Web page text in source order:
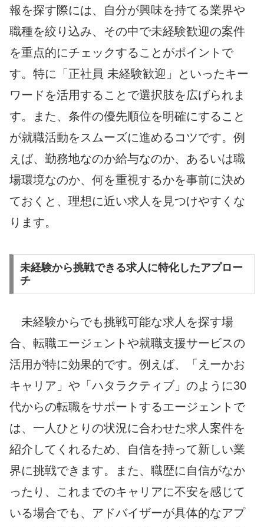
報を探す際には、自分が興味を持てる業界や
職種を絞り込み、その中で未経験歓迎の案件
を重点的にチェックすることがポイントで
す。特に「正社員 未経験歓迎」といったキー
ワードを活用することで選択肢を広げられま
す。また、条件の優先順位を明確にすること
が就職活動をスムーズに進めるコツです。例
えば、勤務地なのか給与なのか、あるいは職
場環境なのか、何を重視するかを事前に決め
ておくと、理想に近い求人を見つけやすくな
ります。
未経験から挑戦できる求人に特化したアプロー
チ
未経験からでも挑戦可能な求人を探す場
合、転職エージェントや就職支援サービスの
活用が特に効果的です。例えば、「えーかお
キャリア」や「ハタラクティブ」のように30
代からの転職をサポートするエージェントで
は、一人ひとりの状況に合わせた求人案件を
紹介してくれるため、自信を持って新しい業
界に挑戦できます。また、職歴に自信がなか
ったり、これまでのキャリアに不安を感じて
いる場合でも、アドバイザーが具体的なアプ